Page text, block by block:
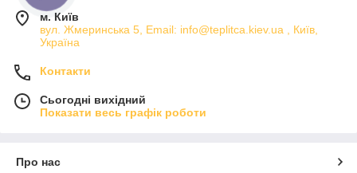
м. Київ
вул. Жмеринська 5, Email: info@teplitca.kiev.ua , Київ,
Україна
Контакти
Сьогодні вихідний
Показати весь графік роботи
Про нас